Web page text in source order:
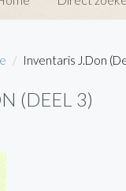
Inventaris J.Don
(DEEL 3)